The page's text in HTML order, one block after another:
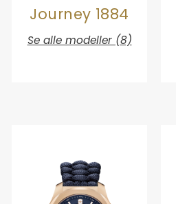
Journey 1884
Se alle modeller (8)